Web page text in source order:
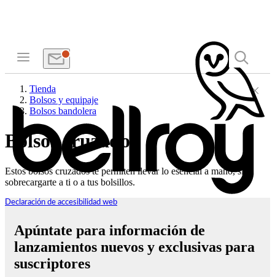
Declaración de accesibilidad web
Tienda
Bolsos y equipaje
Bolsos bandolera
Bolsos cruzados
Estos bolsos cruzados te permiten llevar lo esencial a mano, sin
sobrecargarte a ti o a tus bolsillos.
Apúntate para información de
lanzamientos nuevos y exclusivas para
suscriptores